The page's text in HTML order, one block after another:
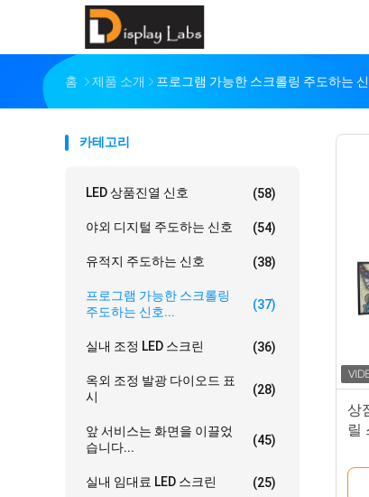
홈 제품 소개 프로그램 가능한 스크롤링 주도하는
카테고리
LED 상품진열 신호 (58)
야외 디지털 주도하는 신호 (54)
유적지 주도하는 신호 (38)
프로그램 가능한 스크롤링
주도하는 신호...
(37)
실내 조정 LED 스크린 (36)
옥외 조정 발광 다이오드 표
시
(28)
앞 서비스는 화면을 이끌었
습니다...
(45)
실내 임대료 LED 스크린 (25)
상
릴